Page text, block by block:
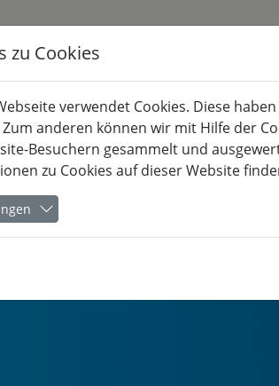
zu Cookies
verwendet Cookies. Diese
anderen können wir mit Hilfe der
Besuchern gesammelt und
zu Cookies auf dieser Website